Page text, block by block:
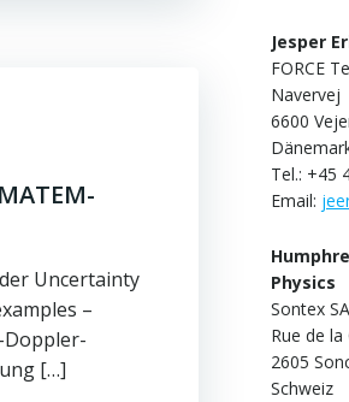
Uncertainty
–
Doppler-
[…]
Jesper
FORCE
Navervej
6600
Tel.: +45
Email:
Physics
Sontex
Rue de la
2605
Schweiz